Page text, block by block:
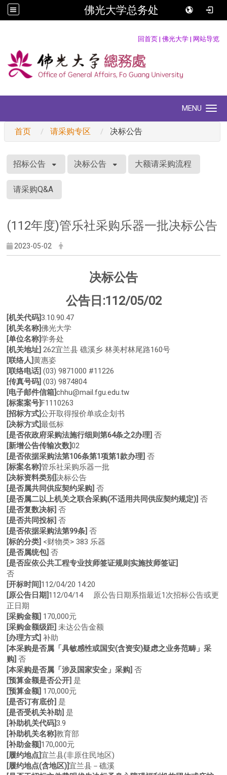
佛光大学总务处
回首页 | 佛光大学 | 网站导览
MENU
首页 请采购专区 决标公告
招标公告 决标公告 大额请采购流程
请采购Q&A
(112年度)管乐社采购乐器一批决标公告
2023-05-02
决标公告
公告日:112/05/02
[机关代码]3.10.90.47
[机关名称]佛光大学
[单位名称]学务处
[机关地址] 262宜兰县 礁溪乡 林美村林尾路160号
[联络人]黄惠姿
[联络电话] (03) 9871000 #11226
[传真号码] (03) 9874804
[电子邮件信箱]chhu@mail.fgu.edu.tw
[标案案号]F1110263
[招标方式]公开取得报价单或企划书
[决标方式]最低标
[是否依政府采购法施行细则第64条之2办理] 否
[新增公告传输次数]02
[是否依据采购法第106条第1项第1款办理] 否
[标案名称]管乐社采购乐器一批
[决标资料类别]决标公告
[是否属共同供应契约采购] 否
[是否属二以上机关之联合采购(不适用共同供应契约规定)] 否
[是否复数决标] 否
[是否共同投标] 否
[是否依据采购法第99条] 否
[标的分类] <财物类> 383 乐器
[是否属统包] 否
[是否应依公共工程专业技师签证规则实施技师签证]
否
[开标时间]112/04/20 14:20
[原公告日期]112/04/14 原公告日期系指最近1次招标公告或更
正日期
[采购金额] 170,000元
[采购金额级距] 未达公告金额
[办理方式] 补助
[本采购是否属「具敏感性或国安(含资安)疑虑之业务范畴」采
购] 否
[本采购是否属「涉及国家安全」采购] 否
[预算金额是否公开] 是
[预算金额] 170,000元
[是否订有底价] 是
[是否受机关补助] 是
[补助机关代码]3.9
[补助机关名称]教育部
[补助金额]170,000元
[履约地点]宜兰县(非原住民地区)
[履约地点(含地区)]宜兰县－礁溪